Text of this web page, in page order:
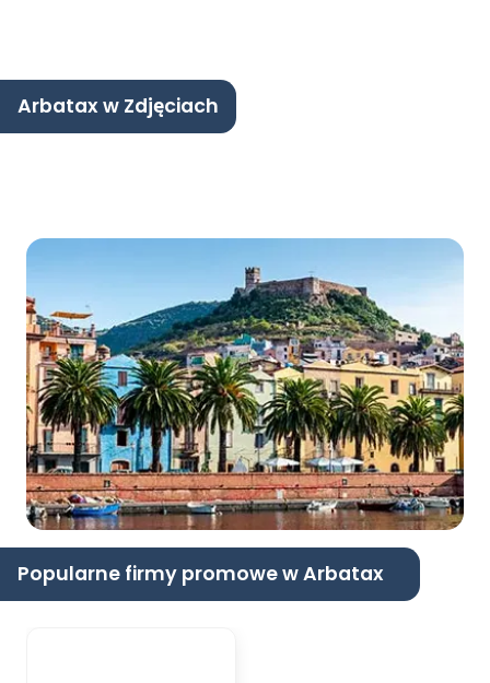
Arbatax w Zdjęciach
Popularne firmy promowe w Arbatax